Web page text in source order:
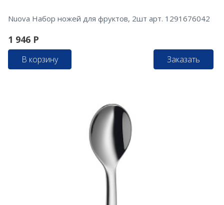
Nuova Набор ножей для фруктов, 2шт арт. 1291676042
1 946 Р
В корзину Заказать